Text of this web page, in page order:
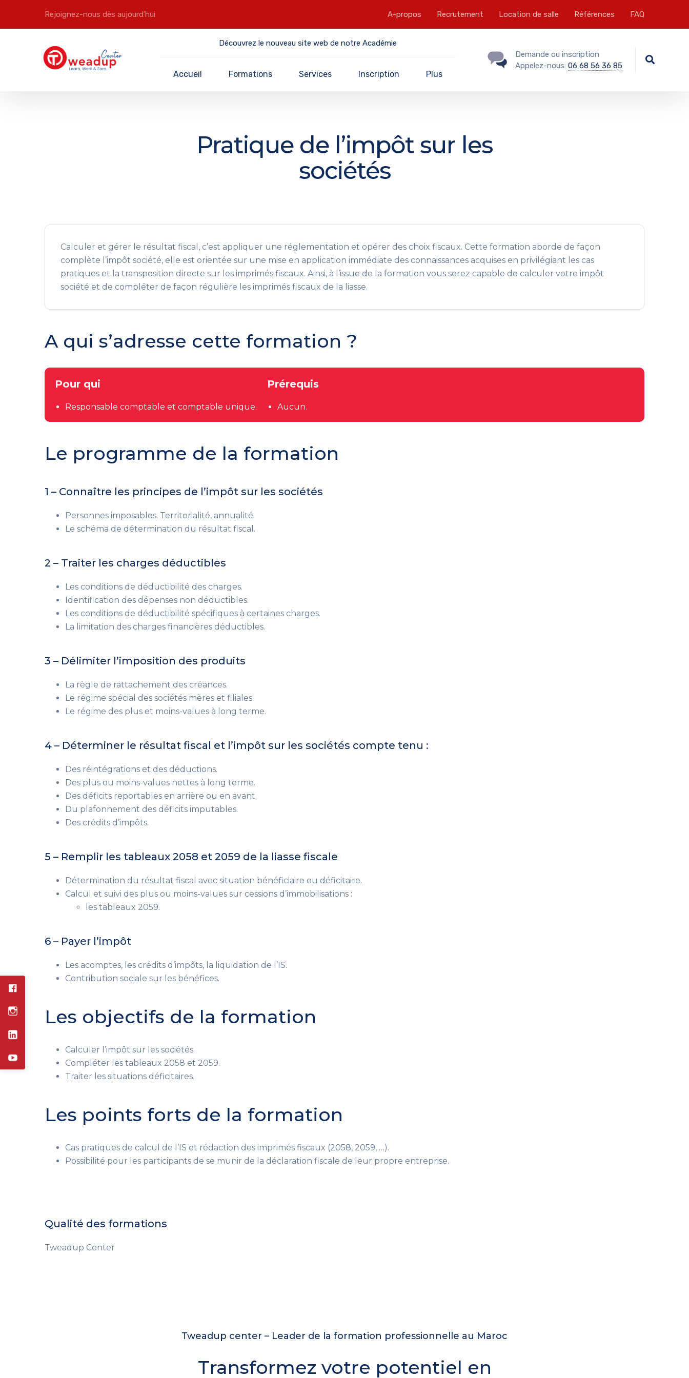
Rejoignez-nous dès aujourd’hui A-propos Recrutement Location de salle Références FAQ
Découvrez le nouveau site web de notre Académie
Accueil Formations Services Inscription Plus
Demande ou inscription
Appelez-nous: 06 68 56 36 85
Pratique de l’impôt sur les
sociétés
Calculer et gérer le résultat fiscal, c’est appliquer une réglementation et opérer des choix fiscaux. Cette formation aborde de façon
complète l’impôt société, elle est orientée sur une mise en application immédiate des connaissances acquises en privilégiant les cas
pratiques et la transposition directe sur les imprimés fiscaux. Ainsi, à l’issue de la formation vous serez capable de calculer votre impôt
société et de compléter de façon régulière les imprimés fiscaux de la liasse.
A qui s’adresse cette formation ?
Pour qui
Responsable comptable et comptable unique.
Prérequis
Aucun.
Le programme de la formation
1 – Connaître les principes de l’impôt sur les sociétés
Personnes imposables. Territorialité, annualité.
Le schéma de détermination du résultat fiscal.
2 – Traiter les charges déductibles
Les conditions de déductibilité des charges.
Identification des dépenses non déductibles.
Les conditions de déductibilité spécifiques à certaines charges.
La limitation des charges financières déductibles.
3 – Délimiter l’imposition des produits
La règle de rattachement des créances.
Le régime spécial des sociétés mères et filiales.
Le régime des plus et moins-values à long terme.
4 – Déterminer le résultat fiscal et l’impôt sur les sociétés compte tenu :
Des réintégrations et des déductions.
Des plus ou moins-values nettes à long terme.
Des déficits reportables en arrière ou en avant.
Du plafonnement des déficits imputables.
Des crédits d’impôts.
5 – Remplir les tableaux 2058 et 2059 de la liasse fiscale
Détermination du résultat fiscal avec situation bénéficiaire ou déficitaire.
Calcul et suivi des plus ou moins-values sur cessions d’immobilisations :
les tableaux 2059.
6 – Payer l’impôt
Les acomptes, les crédits d’impôts, la liquidation de l’IS.
Contribution sociale sur les bénéfices.
Les objectifs de la formation
Calculer l’impôt sur les sociétés.
Compléter les tableaux 2058 et 2059.
Traiter les situations déficitaires.
Les points forts de la formation
Cas pratiques de calcul de l’IS et rédaction des imprimés fiscaux (2058, 2059, …).
Possibilité pour les participants de se munir de la déclaration fiscale de leur propre entreprise.
Qualité des formations
Tweadup Center
Tweadup center – Leader de la formation professionnelle au Maroc
Transformez votre potentiel en